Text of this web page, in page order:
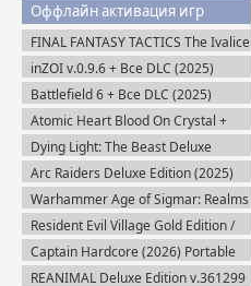
Оффлайн активация игр
FINAL FANTASY TACTICS The Ivalice
Chronicles (2025) Steam-Rip
inZOI v.0.9.6 + Все DLC (2025)
Пиратка
Battlefield 6 + Все DLC (2025)
Portable
Atomic Heart Blood On Crystal +
Все DLC (2026) Пиратка
Dying Light: The Beast Deluxe
Edition v.1.6.4 + Все DLC (2025)
Пиратка
Arc Raiders Deluxe Edition (2025)
Steam-Rip
Warhammer Age of Sigmar: Realms
of Ruin Ultimate Edition (2023)
Steam-Rip
Resident Evil Village Gold Edition /
Resident Evil 8 (2021) Portable
Captain Hardcore (2026) Portable
REANIMAL Deluxe Edition v.361299